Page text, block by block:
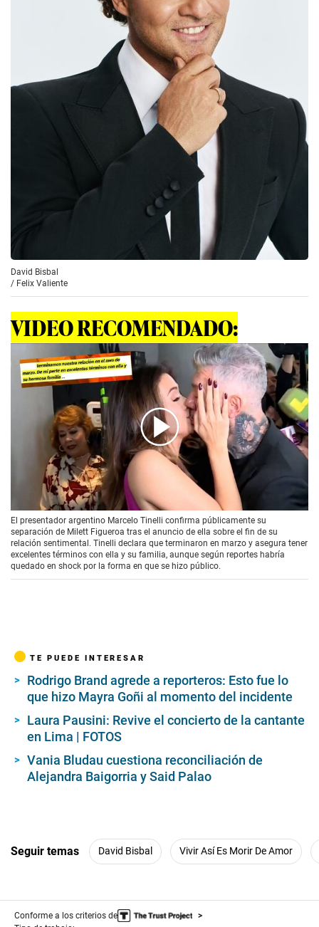
David Bisbal
/ Felix Valiente
VIDEO RECOMENDADO:
00:00/00:41
El presentador argentino Marcelo Tinelli confirma públicamente su
separación de Milett Figueroa tras el anuncio de ella sobre el fin de su
relación sentimental. Tinelli declara que terminaron en marzo y asegura tener
excelentes términos con ella y su familia, aunque según reportes habría
quedado en shock por la forma en que se hizo público.
TE PUEDE INTERESAR
Rodrigo Brand agrede a reporteros: Esto fue lo
que hizo Mayra Goñi al momento del incidente
Laura Pausini: Revive el concierto de la cantante
en Lima | FOTOS
Vania Bludau cuestiona reconciliación de
Alejandra Baigorria y Said Palao
Seguir temas David Bisbal Vivir Así Es Morir De Amor
Conforme a los criterios de